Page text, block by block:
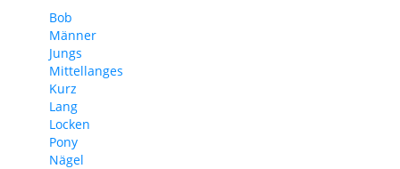
Bob
Männer
Jungs
Mittellanges
Kurz
Lang
Locken
Pony
Nägel